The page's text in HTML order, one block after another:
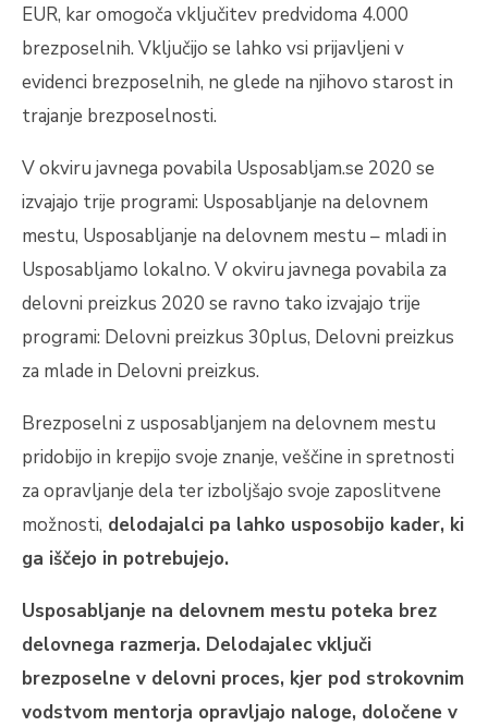
EUR, kar omogoča vključitev predvidoma 4.000
brezposelnih. Vključijo se lahko vsi prijavljeni v
evidenci brezposelnih, ne glede na njihovo starost in
trajanje brezposelnosti.
V okviru javnega povabila Usposabljam.se 2020 se
izvajajo trije programi: Usposabljanje na delovnem
mestu, Usposabljanje na delovnem mestu – mladi in
Usposabljamo lokalno. V okviru javnega povabila za
delovni preizkus 2020 se ravno tako izvajajo trije
programi: Delovni preizkus 30plus, Delovni preizkus
za mlade in Delovni preizkus.
Brezposelni z usposabljanjem na delovnem mestu
pridobijo in krepijo svoje znanje, veščine in spretnosti
za opravljanje dela ter izboljšajo svoje zaposlitvene
možnosti, delodajalci pa lahko usposobijo kader, ki
ga iščejo in potrebujejo.
Usposabljanje na delovnem mestu poteka brez
delovnega razmerja. Delodajalec vključi
brezposelne v delovni proces, kjer pod strokovnim
vodstvom mentorja opravljajo naloge, določene v